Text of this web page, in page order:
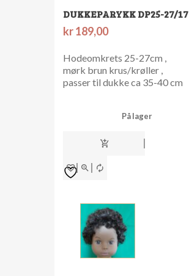
DUKKEPARYKK DP25-27/17
kr189,00
Hodeomkrets 25-27cm ,
mørk brun krus/krøller ,
passer til dukke ca 35-40 cm
På lager
dukkeparykk
dp25-
antall